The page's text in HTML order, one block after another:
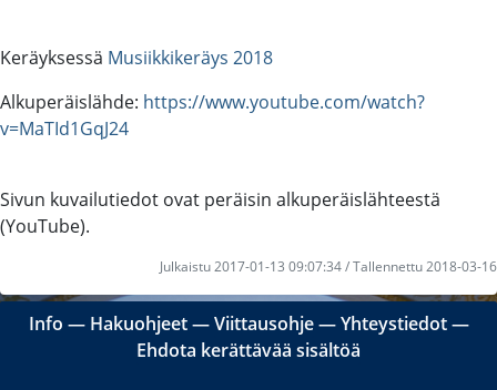
Keräyksessä Musiikkikeräys 2018
Alkuperäislähde: https://www.youtube.com/watch?
v=MaTId1GqJ24
Sivun kuvailutiedot ovat peräisin alkuperäislähteestä
(YouTube).
Julkaistu 2017-01-13 09:07:34 / Tallennettu 2018-03-16
Info ― Hakuohjeet―Viittausohje―Yhteystiedot―
Ehdota kerättävää sisältöä